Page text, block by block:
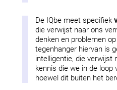
De IQbe meet specifiek
die verwijst naar ons
denken en problemen
tegenhanger hiervan is
intelligentie, die verwijst
kennis die we in de loop
hoewel dit buiten het